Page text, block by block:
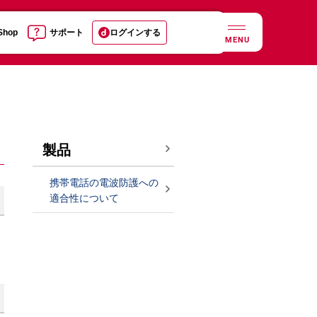
サポート ログインする
MENU
製品
携帯電話の電波防護への
適合性について